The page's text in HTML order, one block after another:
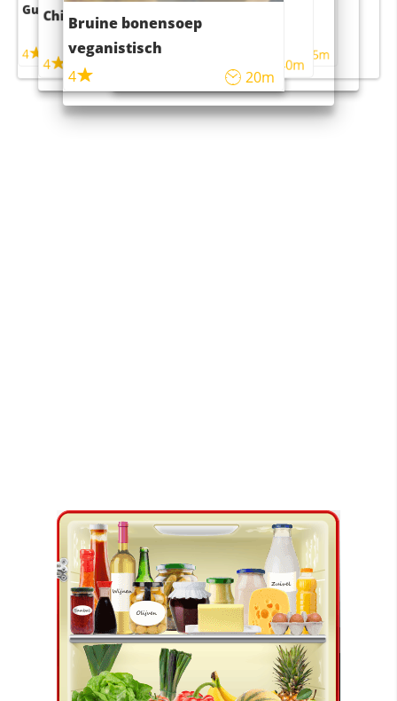
Guacamole
4
Chili con carne
4
Bruine bonensoep
veganistisch
4
20m
Sushi rijstsalade
maaltijdsalade
40m
4 55m